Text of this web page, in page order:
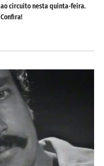
ao circuito nesta quinta-feira.
Confira!